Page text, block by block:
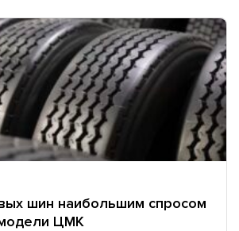
шин наибольшим спросом
ЦМК